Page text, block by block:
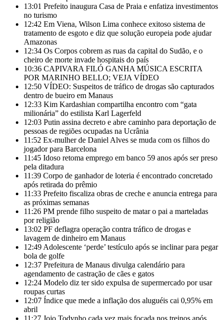
13:01 Prefeito inaugura Casa de Praia e enfatiza investimentos
no turismo
12:42 Em Viena, Wilson Lima conhece exitoso sistema de
tratamento de esgoto e diz que solução europeia pode ajudar
Amazonas
12:34 Os Corpos cobrem as ruas da capital do Sudão, e o
cheiro de morte invade hospitais do país
10:36 CAPIVARA FILÓ GANHA MÚSICA ESCRITA
POR MARINHO BELLO; VEJA VÍDEO
12:50 VÍDEO: Suspeitos de tráfico de drogas são capturados
dentro de bueiro em Manaus
12:33 Kim Kardashian compartilha encontro com “gata
milionária” do estilista Karl Lagerfeld
12:03 Putin assina decreto e abre caminho para deportação de
pessoas de regiões ocupadas na Ucrânia
11:52 Ex-mulher de Daniel Alves se muda com os filhos do
jogador para Barcelona
11:45 Idoso retoma emprego em banco 59 anos após ser preso
pela ditadura
11:39 Corpo de ganhador de loteria é encontrado concretado
após retirada do prêmio
11:33 Prefeito fiscaliza obras de creche e anuncia entrega para
as próximas semanas
11:26 PM prende filho suspeito de matar o pai a marteladas
por religião
13:02 PF deflagra operação contra tráfico de drogas e
lavagem de dinheiro em Manaus
12:49 Adolescente ‘perde’ testículo após se inclinar para pegar
bola de golfe
12:37 Prefeitura de Manaus divulga calendário para
agendamento de castração de cães e gatos
12:24 Modelo diz ter sido expulsa de supermercado por usar
roupas curtas
12:07 Índice que mede a inflação dos aluguéis cai 0,95% em
abril
11:27 Jojo Todynho cada vez mais focada nos treinos após